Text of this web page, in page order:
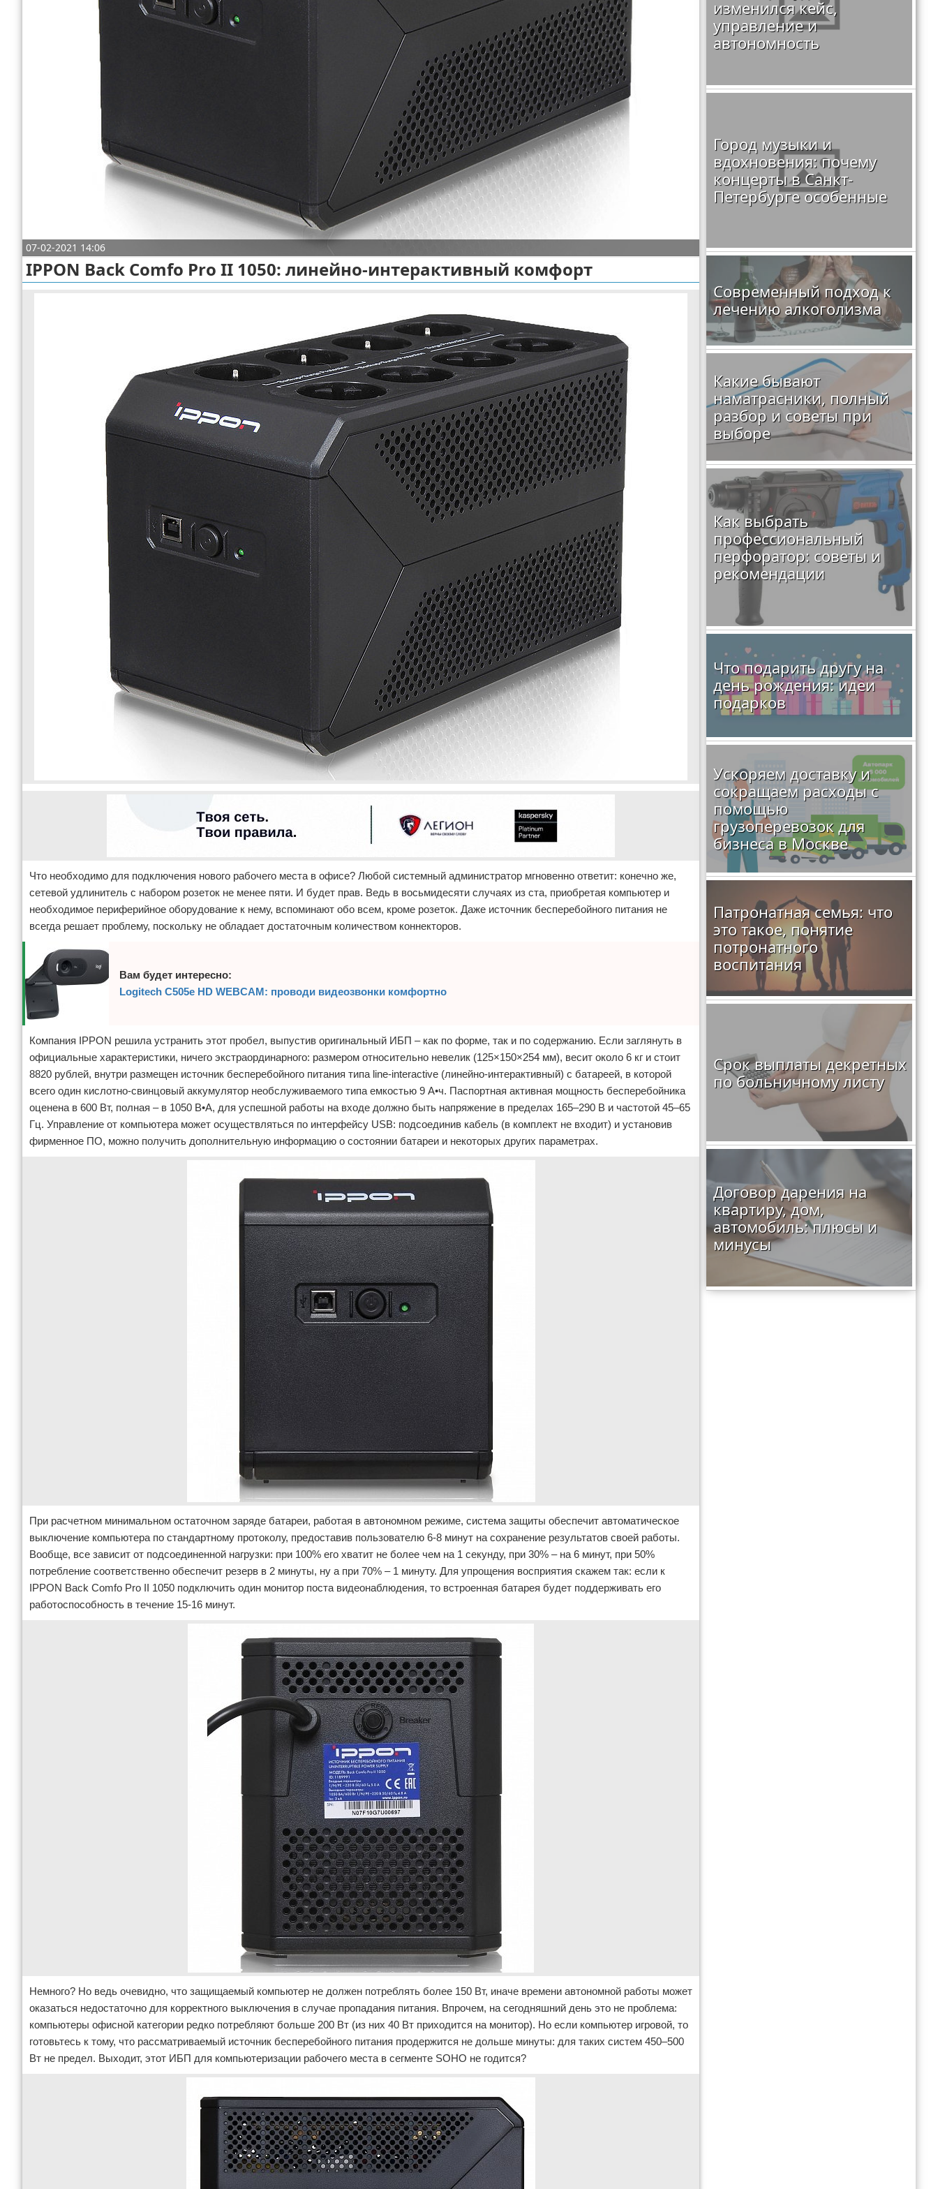
Отказ от ответственности
07-02-2021 14:06
IPPON Back Comfo Pro II 1050: линейно-интерактивный комфорт
Что необходимо для подключения нового рабочего места в офисе? Любой системный администратор мгновенно ответит: конечно же,
сетевой удлинитель с набором розеток не менее пяти. И будет прав. Ведь в восьмидесяти случаях из ста, приобретая компьютер и
необходимое периферийное оборудование к нему, вспоминают обо всем, кроме розеток. Даже источник бесперебойного питания не
всегда решает проблему, поскольку не обладает достаточным количеством коннекторов.
Вам будет интересно:
Logitech C505e HD WEBCAM: проводи видеозвонки комфортно
Компания IPPON решила устранить этот пробел, выпустив оригинальный ИБП – как по форме, так и по содержанию. Если заглянуть в
официальные характеристики, ничего экстраординарного: размером относительно невелик (125×150×254 мм), весит около 6 кг и стоит
8820 рублей, внутри размещен источник бесперебойного питания типа line-interactive (линейно-интерактивный) с батареей, в которой
всего один кислотно-свинцовый аккумулятор необслуживаемого типа емкостью 9 А•ч. Паспортная активная мощность бесперебойника
оценена в 600 Вт, полная – в 1050 В•А, для успешной работы на входе должно быть напряжение в пределах 165–290 В и частотой 45–65
Гц. Управление от компьютера может осуществляться по интерфейсу USB: подсоединив кабель (в комплект не входит) и установив
фирменное ПО, можно получить дополнительную информацию о состоянии батареи и некоторых других параметрах.
При расчетном минимальном остаточном заряде батареи, работая в автономном режиме, система защиты обеспечит автоматическое
выключение компьютера по стандартному протоколу, предоставив пользователю 6-8 минут на сохранение результатов своей работы.
Вообще, все зависит от подсоединенной нагрузки: при 100% его хватит не более чем на 1 секунду, при 30% – на 6 минут, при 50%
потребление соответственно обеспечит резерв в 2 минуты, ну а при 70% – 1 минуту. Для упрощения восприятия скажем так: если к
IPPON Back Comfo Pro II 1050 подключить один монитор поста видеонаблюдения, то встроенная батарея будет поддерживать его
работоспособность в течение 15-16 минут.
Немного? Но ведь очевидно, что защищаемый компьютер не должен потреблять более 150 Вт, иначе времени автономной работы может
оказаться недостаточно для корректного выключения в случае пропадания питания. Впрочем, на сегодняшний день это не проблема:
компьютеры офисной категории редко потребляют больше 200 Вт (из них 40 Вт приходится на монитор). Но если компьютер игровой, то
готовьтесь к тому, что рассматриваемый источник бесперебойного питания продержится не дольше минуты: для таких систем 450–500
Вт не предел. Выходит, этот ИБП для компьютеризации рабочего места в сегменте SOHO не годится?
изменился кейс,
управление и
автономность
Город музыки и
вдохновения: почему
концерты в Санкт-
Петербурге особенные
Современный подход к
лечению алкоголизма
Какие бывают
наматрасники, полный
разбор и советы при
выборе
Как выбрать
профессиональный
перфоратор: советы и
рекомендации
Что подарить другу на
день рождения: идеи
подарков
Ускоряем доставку и
сокращаем расходы с
помощью
грузоперевозок для
бизнеса в Москве
Патронатная семья: что
это такое, понятие
потронатного
воспитания
Срок выплаты декретных
по больничному листу
Договор дарения на
квартиру, дом,
автомобиль: плюсы и
минусы